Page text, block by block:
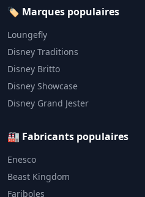
🏷️ Marques populaires
Loungefly
Disney Traditions
Disney Britto
Disney Showcase
Disney Grand Jester
🏭 Fabricants populaires
Enesco
Beast Kingdom
Fariboles